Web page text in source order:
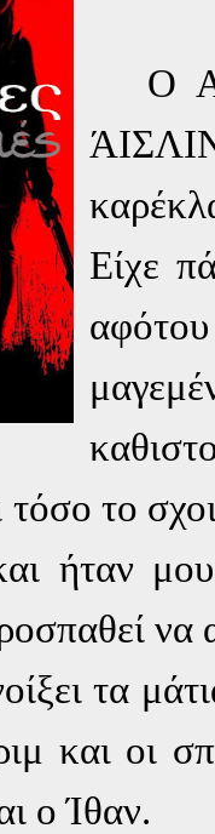
Ο
Είχε
τόσο το
ήταν
να
τα
και οι
ο Ίθαν.